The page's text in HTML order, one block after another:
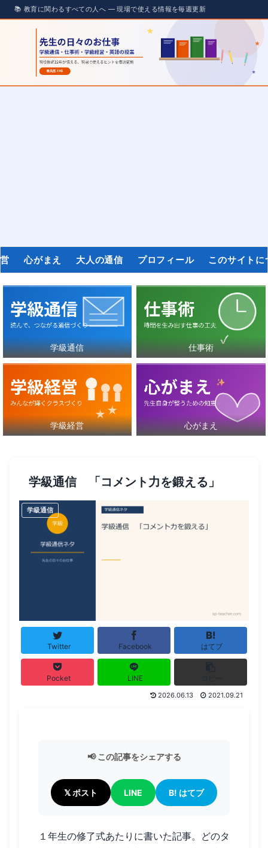
心がまえ 大人の通信 プロフィール このサイトに
学級通信 仕事術
学級経営 心がまえ
学級通信 「コメント力を鍛える」
学級通信
Twitter Facebook はてブ
Pocket LINE
2026.06.13 2021.09.21
📢 この記事をシェアする
𝕏 ポスト LINE B! はてブ
１年生の修了式あたりに書いた記事。どのタ